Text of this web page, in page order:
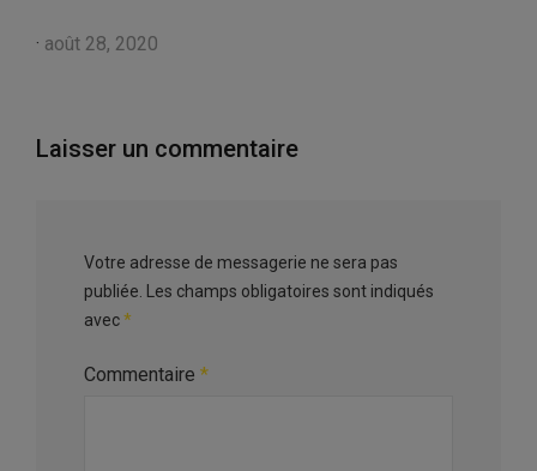
· août 28, 2020
Laisser un commentaire
Votre adresse de messagerie ne sera pas
publiée.
Les champs obligatoires sont indiqués
avec*
Commentaire *